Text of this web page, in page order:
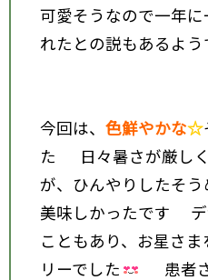
可愛そうなので一年
れたとの説もあるよう
今回は、 色鮮やかな☆
た
日々暑さが厳し
が、ひんやりしたそ
美味しかったです
こともあり、お星さ
リーでした
患者